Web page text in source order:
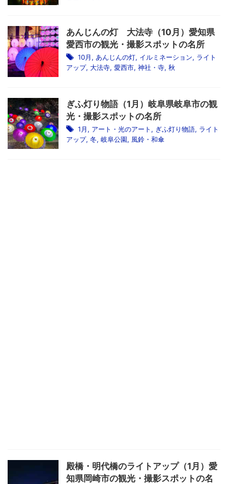
あんじんの灯 大法寺（10月）愛知県
愛西市の観光・撮影スポットの名所
10月, あんじんの灯, イルミネーション, ライト
アップ, 大法寺, 愛西市, 神社・寺, 秋
ぎふ灯り物語（1月）岐阜県岐阜市の観
光・撮影スポットの名所
1月, アート・光のアート , ぎふ灯り物語, ライト
アップ, 冬, 岐阜公園, 風鈴・和傘
殿橋・明代橋のライトアップ（1月）愛
知県岡崎市の観光・撮影スポットの名